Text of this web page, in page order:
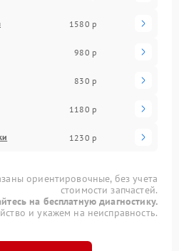
1580 р
980 р
830 р
1180 р
1230 р
ориентировочные, без учета
стоимости запчастей.
на бесплатную диагностику.
и укажем на неисправность.